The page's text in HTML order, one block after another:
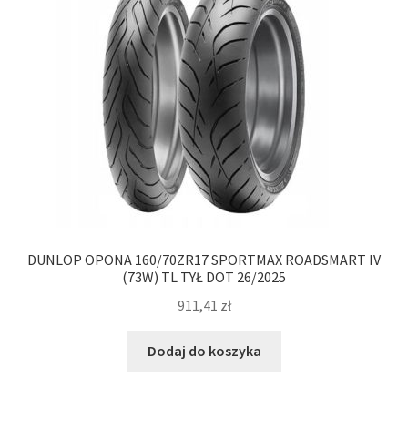
DUNLOP OPONA 160/70ZR17 SPORTMAX ROADSMART IV
(73W) TL TYŁ DOT 26/2025
911,41 zł
Dodaj do koszyka